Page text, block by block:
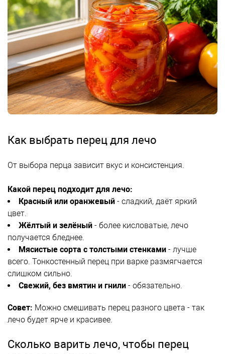
Как выбрать перец для лечо
От выбора перца зависит вкус и консистенция.
Какой перец подходит для лечо:
Красный или оранжевый - сладкий, даёт яркий
цвет.
Жёлтый и зелёный - более кисловатые, лечо
получается бледнее.
Мясистые сорта с толстыми стенками - лучше
всего. Тонкостенный перец при варке размягчается
слишком сильно.
Свежий, без вмятин и гнили - обязательно.
Совет: Можно смешивать перец разного цвета - так
лечо будет ярче и красивее.
Сколько варить лечо, чтобы перец